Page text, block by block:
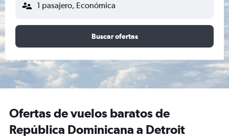
1 pasajero, Económica
Buscar ofertas
Ofertas de vuelos baratos de
República Dominicana a Detroit